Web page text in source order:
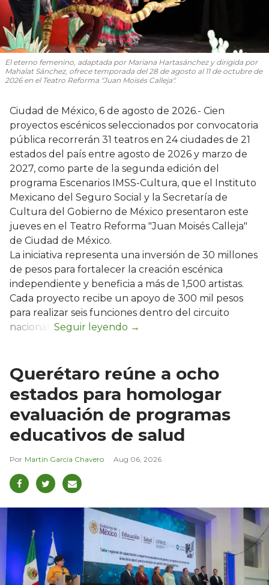
El eterno femenino, adaptada por Mariana Hartasánchez y dirigida por
Mahalat Sánchez, ofrece temporada del 28 de agosto al 11 de octubre de
2026 en el Teatro Reforma "Juan Moisés Calleja".
Ciudad de México, 6 de agosto de 2026.- Cien
proyectos escénicos seleccionados por convocatoria
pública recorrerán 31 teatros en 24 ciudades de 21
estados del país entre agosto de 2026 y marzo de
2027, como parte de la segunda edición del
programa Escenarios IMSS-Cultura, que el Instituto
Mexicano del Seguro Social y la Secretaría de
Cultura del Gobierno de México presentaron este
jueves en el Teatro Reforma "Juan Moisés Calleja"
de Ciudad de México.
La iniciativa representa una inversión de 30 millones
de pesos para fortalecer la creación escénica
independiente y beneficia a más de 1,500 artistas.
Cada proyecto recibe un apoyo de 300 mil pesos
para realizar seis funciones dentro del circuito
nacional.
Querétaro reúne a ocho
estados para homologar
evaluación de programas
educativos de salud
Martín García Chavero Aug 06, 2026